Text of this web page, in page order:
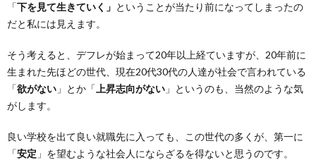
「下を見て生きていく」 ということが当たり前になってしまったの
だと私には見えます。
そう考えると、デフレが始まって20年以上経ていますが、20年前に
生まれた先ほどの世代、現在20代30代の人達が社会で言われている
「欲がない 」とか「 上昇志向がない 」というのも、当然のような気
がします。
良い学校を出て良い就職先に入っても、この世代の多くが、第一に
「安定 」を望むような社会人にならざるを得ないと思うのです。